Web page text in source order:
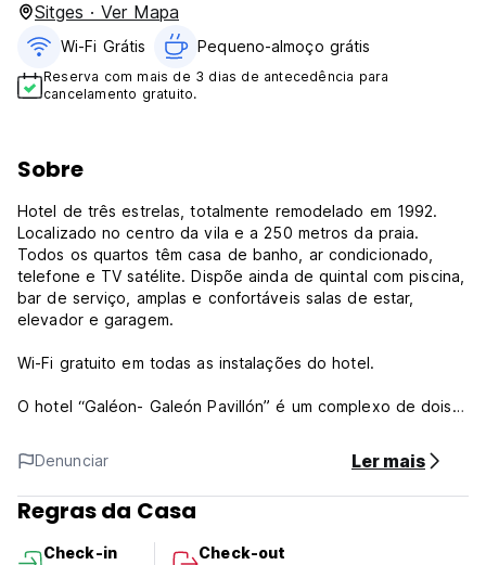
Sitges · Ver Mapa
Wi-Fi Grátis Pequeno-almoço grátis
Reserva com mais de 3 dias de antecedência para
cancelamento gratuito.
Sobre
Hotel de três estrelas, totalmente remodelado em 1992.
Localizado no centro da vila e a 250 metros da praia.
Todos os quartos têm casa de banho, ar condicionado,
telefone e TV satélite. Dispõe ainda de quintal com piscina,
bar de serviço, amplas e confortáveis ​​salas de estar,
elevador e garagem.
Wi-Fi gratuito em todas as instalações do hotel.
O hotel “Galéon- Galeón Pavillón” é um complexo de dois
A recepção está localizada no edifício do Hotel Galeón,
Rua Sant Francesc, 44-46, numa zona pedonal fechada ao
trânsito automóvel quase todo o dia.
É por isso que se você estiver viajando de carro, o hotel
Denunciar Ler mais
Regras da Casa
Check-in
Check-out